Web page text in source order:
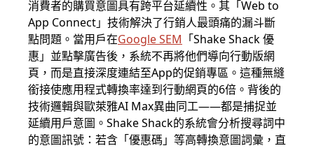
消費者的購買意圖具有跨平台延續性。其「Web to
App Connect」技術解決了行銷人最頭痛的漏斗斷
點問題。當用戶在Google SEM 「Shake Shack 優
惠」並點擊廣告後，系統不再將他們導向行動版網
頁，而是直接深度連結至App的促銷專區。這種無縫
銜接使應用程式轉換率達到行動網頁的6倍。背後的
技術邏輯與歐萊雅AI Max異曲同工——都是捕捉並
延續用戶意圖。Shake Shack的系統會分析搜尋詞中
的意圖訊號：若含「優惠碼」等高轉換意圖詞彙，直